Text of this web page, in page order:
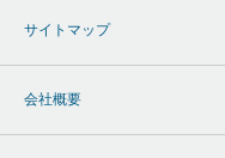
サイトマップ
会社概要